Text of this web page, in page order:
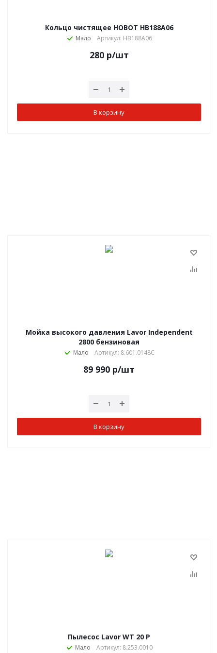
Кольцо чистящее HOBOT HB188A06
Мало Артикул: HB188A06
280р/шт
В корзину
Мойка высокого давления Lavor Independent
2800 бензиновая
Мало Артикул: 8.601.0148C
89 990 р/шт
В корзину
Пылесос Lavor WT 20 P
Мало Артикул: 8.253.0010